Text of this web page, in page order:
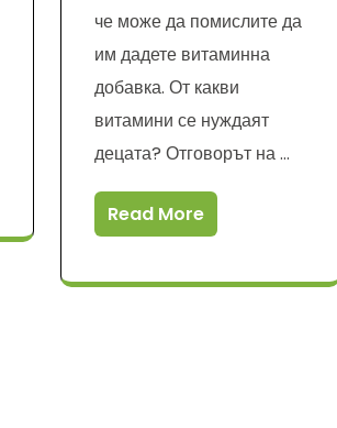
че може да помислите да
им дадете витаминна
добавка. От какви
витамини се нуждаят
децата? Отговорът на …
Read More